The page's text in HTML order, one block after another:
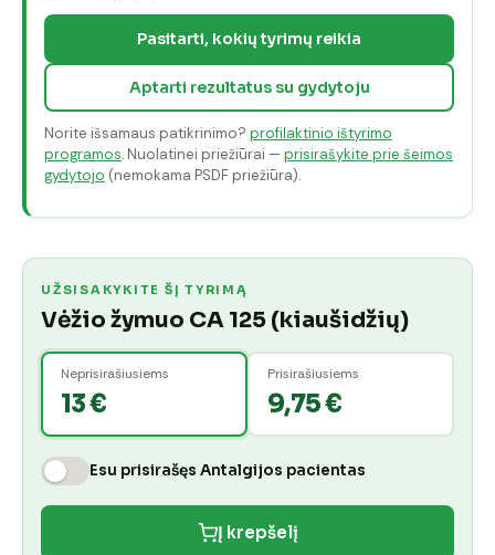
Pasitarti, kokių tyrimų reikia
Aptarti rezultatus su gydytoju
Norite išsamaus patikrinimo? profilaktinio ištyrimo
programos. Nuolatinei priežiūrai —prisirašykite prie šeimos
gydytojo (nemokama PSDF priežiūra).
UŽSISAKYKITE ŠĮ TYRIMĄ
Vėžio žymuo CA 125 (kiaušidžių)
Neprisirašiusiems
13 €
Prisirašiusiems
9,75 €
Esu prisirašęs Antalgijos pacientas
Į krepšelį